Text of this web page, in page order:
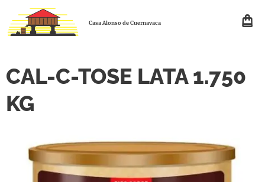
Casa Alonso de Cuernavaca
CAL-C-TOSE LATA 1.750
KG